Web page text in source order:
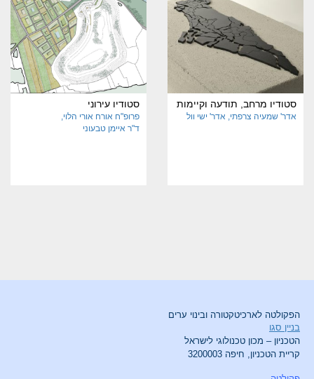
סטודיו מרחב, תודעה וקיימות
אדר' שמעיה צרפתי אדר' ישי וול
סטודיו עירוני
פרופ"ח אורח אורי הלוי
ד"ר איימן טבעוני
הפקולטה לארכיטקטורה ובינוי ערים
בניין סגו
הטכניון – מכון טכנולוגי לישראל
קריית הטכניון, חיפה 3200003